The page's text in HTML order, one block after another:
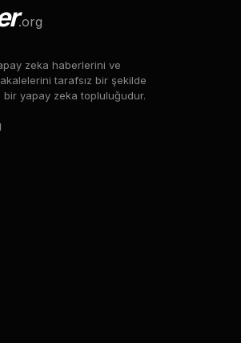
.org
zeka haberlerini ve
tarafsız bir şekilde
yapay zeka topluluğudur.